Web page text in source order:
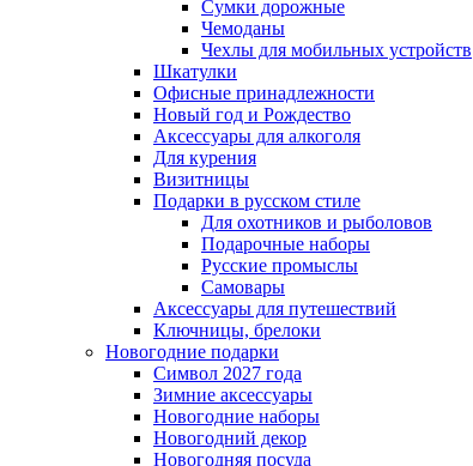
Сумки дорожные
Чемоданы
Чехлы для мобильных устройств
Шкатулки
Офисные принадлежности
Новый год и Рождество
Аксессуары для алкоголя
Для курения
Визитницы
Подарки в русском стиле
Для охотников и рыболовов
Подарочные наборы
Русские промыслы
Самовары
Аксессуары для путешествий
Ключницы, брелоки
Новогодние подарки
Символ 2027 года
Зимние аксессуары
Новогодние наборы
Новогодний декор
Новогодняя посуда